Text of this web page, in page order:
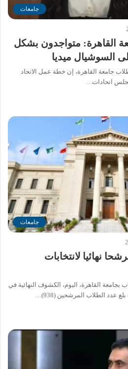
جامعات
القاهرة: متواجدون بشكل
السوشيال ميديا
جامعة القاهرة، إن خطة عمل الاتحاد
اتحادات…
جامعات
القاهرة: 938 مرشحا نهائيا لانتخابات
بجامعة القاهرة، اليوم، الكشوف النهائية في
عدد الطلاب المرشحين (938)…